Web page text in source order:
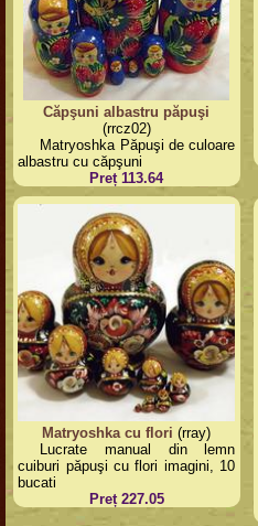
Căpşuni albastru păpuşi
(rrcz02)
Matryoshka Păpuşi de culoare
albastru cu căpşuni
Preț 113.64
Matryoshka cu flori (rray)
Lucrate manual din lemn
cuiburi păpuşi cu flori imagini, 10
bucati
Preț 227.05